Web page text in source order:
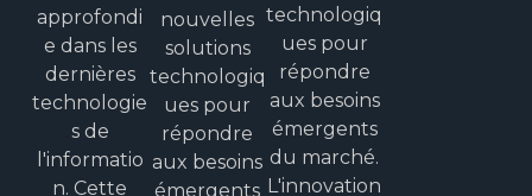
approfondi
e dans les
dernières
technologie
s de
l'informatio
n. Cette
nouvelles
solutions
technologiq
ues pour
répondre
aux besoins
émergents
technologiq
ues pour
répondre
aux besoins
émergents
du marché.
L'innovation